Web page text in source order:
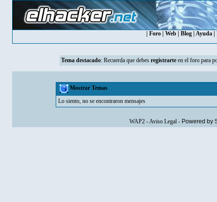
Foro| Web| Blog| Ayuda|
Tema destacado: Recuerda que debes registrarteen el foro para
Mostrar Temas
Lo siento, no se encontraron mensajes
WAP2-Aviso Legal- Powered by